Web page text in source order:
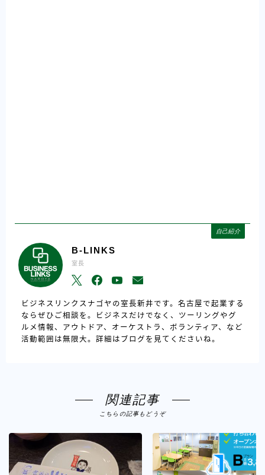
自己紹介
B-LINKS
室長
ビジネスリンクスナゴヤの室長新井です。名古屋で起業する
ならぜひご相談を。ビジネスだけでなく、ツーリングやグ
ルメ情報、アウトドア、オーケストラ、ボランティア、など
活動範囲は無限大。詳細はブログを見てくださいね。
関連記事
こちらの記事もどうぞ